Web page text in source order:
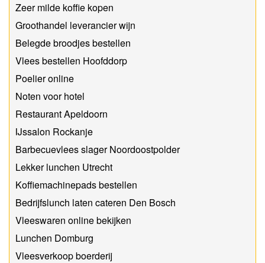
Zeer milde koffie kopen
Groothandel leverancier wijn
Belegde broodjes bestellen
Vlees bestellen Hoofddorp
Poelier online
Noten voor hotel
Restaurant Apeldoorn
IJssalon Rockanje
Barbecuevlees slager Noordoostpolder
Lekker lunchen Utrecht
Koffiemachinepads bestellen
Bedrijfslunch laten cateren Den Bosch
Vleeswaren online bekijken
Lunchen Domburg
Vleesverkoop boerderij